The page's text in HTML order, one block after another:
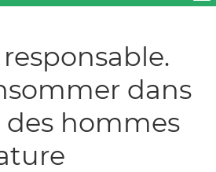
dans
des hommes